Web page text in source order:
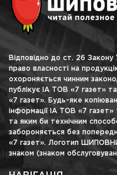
Відповідно до ст. 26 Закону
право власності на
охороняється чинним
публікує ІА ТОВ «7 газет»
«7 газет». Будь-яке
інформації ІА ТОВ «7
та яким би технічним
забороняється без
«7 газет». Логотип
знаком (знаком